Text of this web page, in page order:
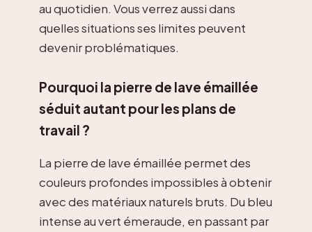
au quotidien. Vous verrez aussi dans
quelles situations ses limites peuvent
devenir problématiques.
Pourquoi la pierre de lave émaillée
séduit autant pour les plans de
travail ?
La pierre de lave émaillée permet des
couleurs profondes impossibles à obtenir
avec des matériaux naturels bruts. Du bleu
intense au vert émeraude, en passant par